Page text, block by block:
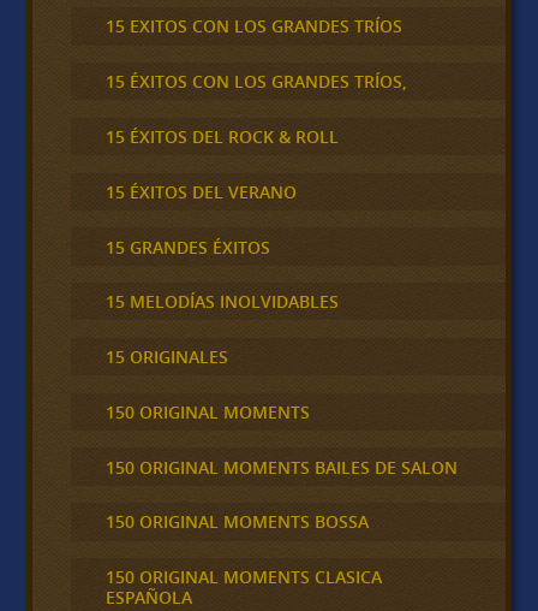
15 EXITOS CON LOS GRANDES TRÍOS
15 ÉXITOS CON LOS GRANDES TRÍOS,
15 ÉXITOS DEL ROCK & ROLL
15 ÉXITOS DEL VERANO
15 GRANDES ÉXITOS
15 MELODÍAS INOLVIDABLES
15 ORIGINALES
150 ORIGINAL MOMENTS
150 ORIGINAL MOMENTS BAILES DE SALON
150 ORIGINAL MOMENTS BOSSA
150 ORIGINAL MOMENTS CLASICA
ESPAÑOLA